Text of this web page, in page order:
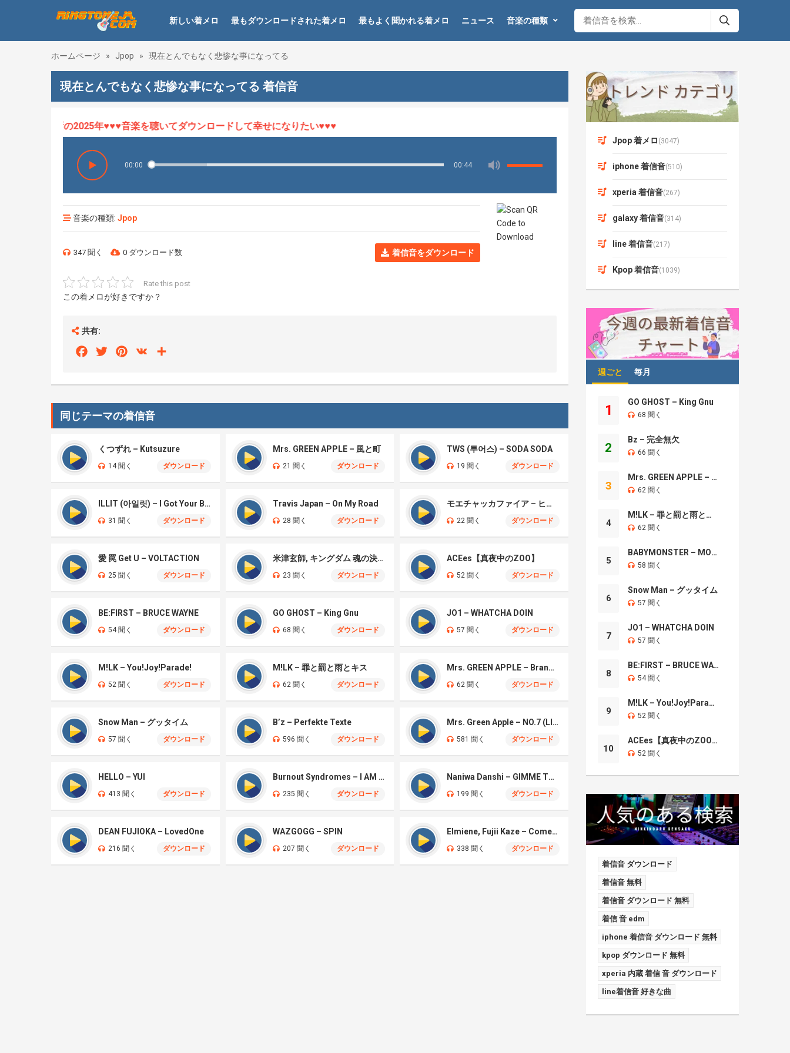
新しい着メロ 最もダウンロードされた着メロ 最もよく聞かれる着メロ ニュース 音楽の種類
ホームページ » Jpop » 現在とんでもなく悲惨な事になってる
現在とんでもなく悲惨な事になってる 着信音
、最新の2025年♥♥♥音楽を聴いてダウンロードして幸せになりたい♥♥♥
00:00 00:44
音楽の種類: Jpop
347 聞く 0 ダウンロード数 着信音をダウンロード
Rate this post
この着メロが好きですか？
共有:
FacebookTwitterPinterest
VK
同じテーマの着信音
くつずれ – Kutsuzure
14 聞く ダウンロード
Mrs. GREEN APPLE – 風と町
21 聞く ダウンロード
TWS (투어스) – SODA SODA
19 聞く ダウンロード
ILLIT (아일릿) – I Got Your Back
31 聞く ダウンロード
Travis Japan – On My Road
28 聞く ダウンロード
モエチャッカファイア – ヒューゴ、狛野真斗、ライト、セヴェリアン (Cover )
22 聞く ダウンロード
愛 罠 Get U – VOLTACTION
25 聞く ダウンロード
米津玄師, キングダム 魂の決戦 – 公開記念PV
23 聞く ダウンロード
ACEes【真夜中のZOO】
52 聞く ダウンロード
BE:FIRST – BRUCE WAYNE
54 聞く ダウンロード
GO GHOST – King Gnu
68 聞く ダウンロード
JO1 – WHATCHA DOIN
57 聞く ダウンロード
M!LK – You!Joy!Parade!
52 聞く ダウンロード
M!LK – 罪と罰と雨とキス
62 聞く ダウンロード
Mrs. GREEN APPLE – Brand New
62 聞く ダウンロード
Snow Man – グッタイム
57 聞く ダウンロード
B’z – Perfekte Texte
596 聞く ダウンロード
Mrs. Green Apple – NO.7 (LIVE)
581 聞く ダウンロード
HELLO – YUI
413 聞く ダウンロード
Burnout Syndromes – I AM A HERO
235 聞く ダウンロード
Naniwa Danshi – GIMME THE DAY
199 聞く ダウンロード
DEAN FUJIOKA – LovedOne
216 聞く ダウンロード
WAZGOGG – SPIN
207 聞く ダウンロード
Elmiene, Fujii Kaze – Comets Gold
338 聞く ダウンロード
Jpop 着メロ (3047)
iphone 着信音(510)
xperia 着信音(267)
galaxy 着信音(314)
line 着信音(217)
Kpop 着信音(1039)
週ごと 毎月
1
GO GHOST – King Gnu
68 聞く
2
Bz – 完全無欠
66 聞く
3
Mrs. GREEN APPLE – Brand New
62 聞く
4
M!LK – 罪と罰と雨とキス
62 聞く
5
BABYMONSTER – MOON
58 聞く
6
Snow Man – グッタイム
57 聞く
7
JO1 – WHATCHA DOIN
57 聞く
8
BE:FIRST – BRUCE WAYNE
54 聞く
9
M!LK – You!Joy!Parade!
52 聞く
10
ACEes【真夜中のZOO】
52 聞く
着信音 ダウンロード
着信音 無料
着信音 ダウンロード 無料
着信 音 edm
iphone 着信音 ダウンロード 無料
kpop ダウンロード 無料
xperia 内蔵 着信 音 ダウンロード
line着信音 好きな曲